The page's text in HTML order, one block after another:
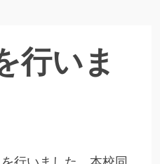
行いま